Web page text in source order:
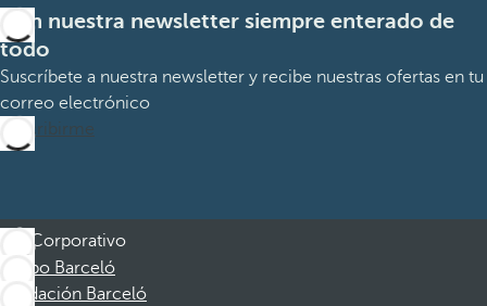
Con nuestra newsletter siempre enterado de
todo
Suscríbete a nuestra newsletter y recibe nuestras ofertas en tu
correo electrónico
Suscribirme
Corporativo
Grupo Barceló
Fundación Barceló